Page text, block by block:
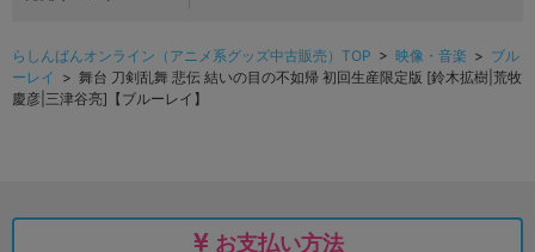
らしんばんオンライン（アニメ系グッズ中古販売）TOP > 映像・音楽 > ブル
ーレイ > 舞台 刀剣乱舞 悲伝 結いの目の不如帰 初回生産限定版 [鈴木拡樹|荒牧
慶彦|三津谷亮]【ブルーレイ】
お支払い方法